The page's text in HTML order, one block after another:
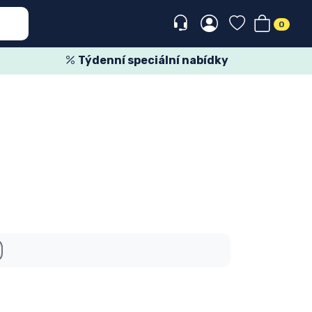
0
Týdenní speciální nabídky